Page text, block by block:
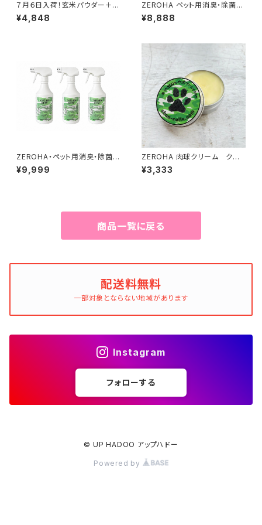
７月６日入荷！玄米パウダー＋京
抹茶 500g
¥4,848
ZEROHA ペット用消臭・除菌ス
プレー レモンユーカリタイ
プ 本体約520mlと詰め替え約
¥8,888
ZEROHA・ペット用消臭・除菌ス
プレークスノキタイプ 約520m
l×3本セット
¥9,999
ZEROHA 肉球クリーム クスノ
キの香りタイプ 犬猫用 約33
g
¥3,333
商品一覧に戻る
配送料無料
一部対象とならない地域があります
Instagram
フォローする
© UP HADOO アップハドー
Powered by